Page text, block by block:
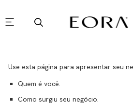
Use esta página para apresentar seu
Quem é você.
Como surgiu seu negócio.